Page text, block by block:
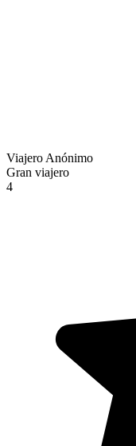
Viajero Anónimo
Gran viajero
4